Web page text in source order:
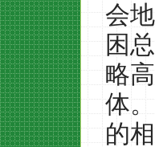
会
困
略
体
的